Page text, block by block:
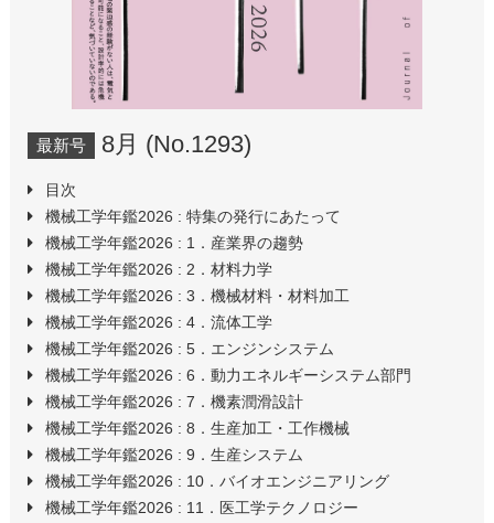
最新号 8月 (No.1293)
目次
機械工学年鑑2026 : 特集の発行にあたって
機械工学年鑑2026 : 1．産業界の趨勢
機械工学年鑑2026 : 2．材料力学
機械工学年鑑2026 : 3．機械材料・材料加工
機械工学年鑑2026 : 4．流体工学
機械工学年鑑2026 : 5．エンジンシステム
機械工学年鑑2026 : 6．動力エネルギーシステム部門
機械工学年鑑2026 : 7．機素潤滑設計
機械工学年鑑2026 : 8．生産加工・工作機械
機械工学年鑑2026 : 9．生産システム
機械工学年鑑2026 : 10．バイオエンジニアリング
機械工学年鑑2026 : 11．医工学テクノロジー